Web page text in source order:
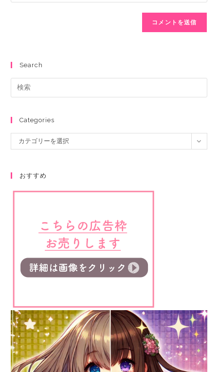
Search
Categories
カテゴリーを選択
おすすめ